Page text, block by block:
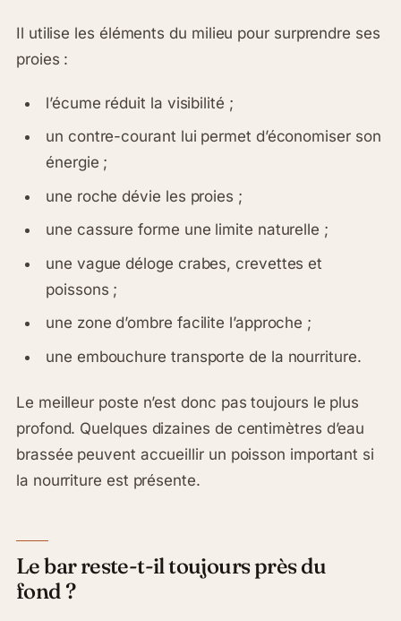
Il utilise les éléments du milieu pour surprendre ses
proies :
l’écume réduit la visibilité ;
un contre-courant lui permet d’économiser son
énergie ;
une roche dévie les proies ;
une cassure forme une limite naturelle ;
une vague déloge crabes, crevettes et
poissons ;
une zone d’ombre facilite l’approche ;
une embouchure transporte de la nourriture.
Le meilleur poste n’est donc pas toujours le plus
profond. Quelques dizaines de centimètres d’eau
brassée peuvent accueillir un poisson important si
la nourriture est présente.
Le bar reste-t-il toujours près du
fond ?